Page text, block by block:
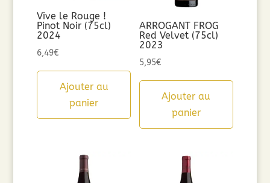
Vive le Rouge !
Pinot Noir (75cl)
2024
6,49€
Ajouter au
panier
ARROGANT FROG
Red Velvet (75cl)
2023
5,95€
Ajouter au
panier